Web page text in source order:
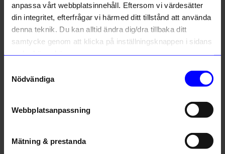
anpassa vårt webbplatsinnehåll. Eftersom vi värdesätter
din integritet, efterfrågar vi härmed ditt tillstånd att använda
denna teknik. Du kan alltid ändra dig/dra tillbaka ditt
samtycke genom att klicka på inställningsknappen i sidans
Nödvändiga
Webbplatsanpassning
Mätning & prestanda
Portolino Living
I lager
Andra köpte även